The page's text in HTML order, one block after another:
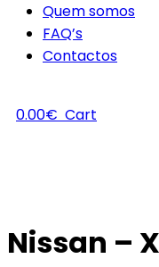
Quem somos
FAQ’s
Contactos
0.00€ Cart
Nissan –